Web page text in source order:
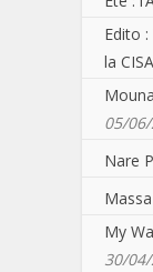
Edito
la
05/
Nare
Massa
My
30/